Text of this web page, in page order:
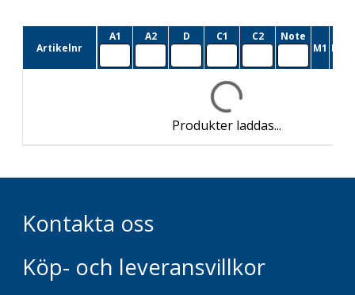
Artikelnr
A1 A2 D C1 C2
Note
M1 M2
Produkter laddas...
Kontakta oss
Köp- och leveransvillkor